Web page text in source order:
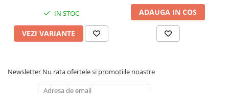
IN STOC
VEZI VARIANTE
ADAUGA IN COS
Newsletter Nu rata ofertele si promotiile noastre